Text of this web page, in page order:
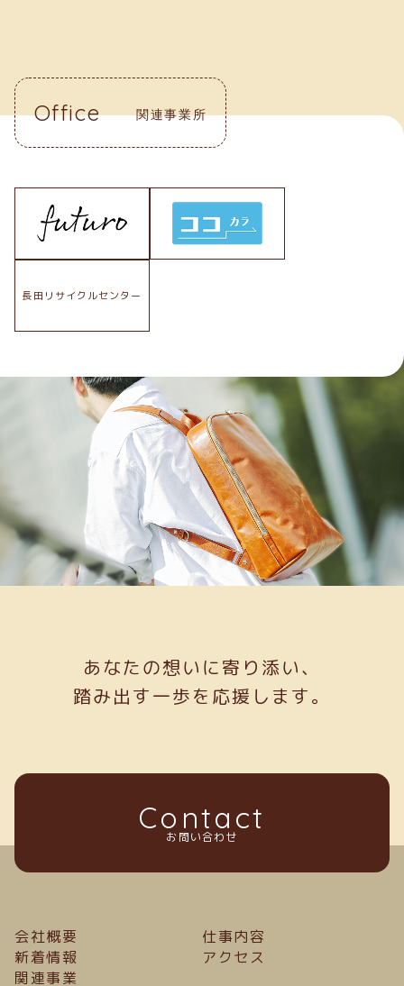
Office 関連事業所
長田リサイクルセンター
あなたの想いに寄り添い、
踏み出す一歩を応援します。
Contact
お問い合わせ
会社概要
仕事内容
新着情報
アクセス
関連事業